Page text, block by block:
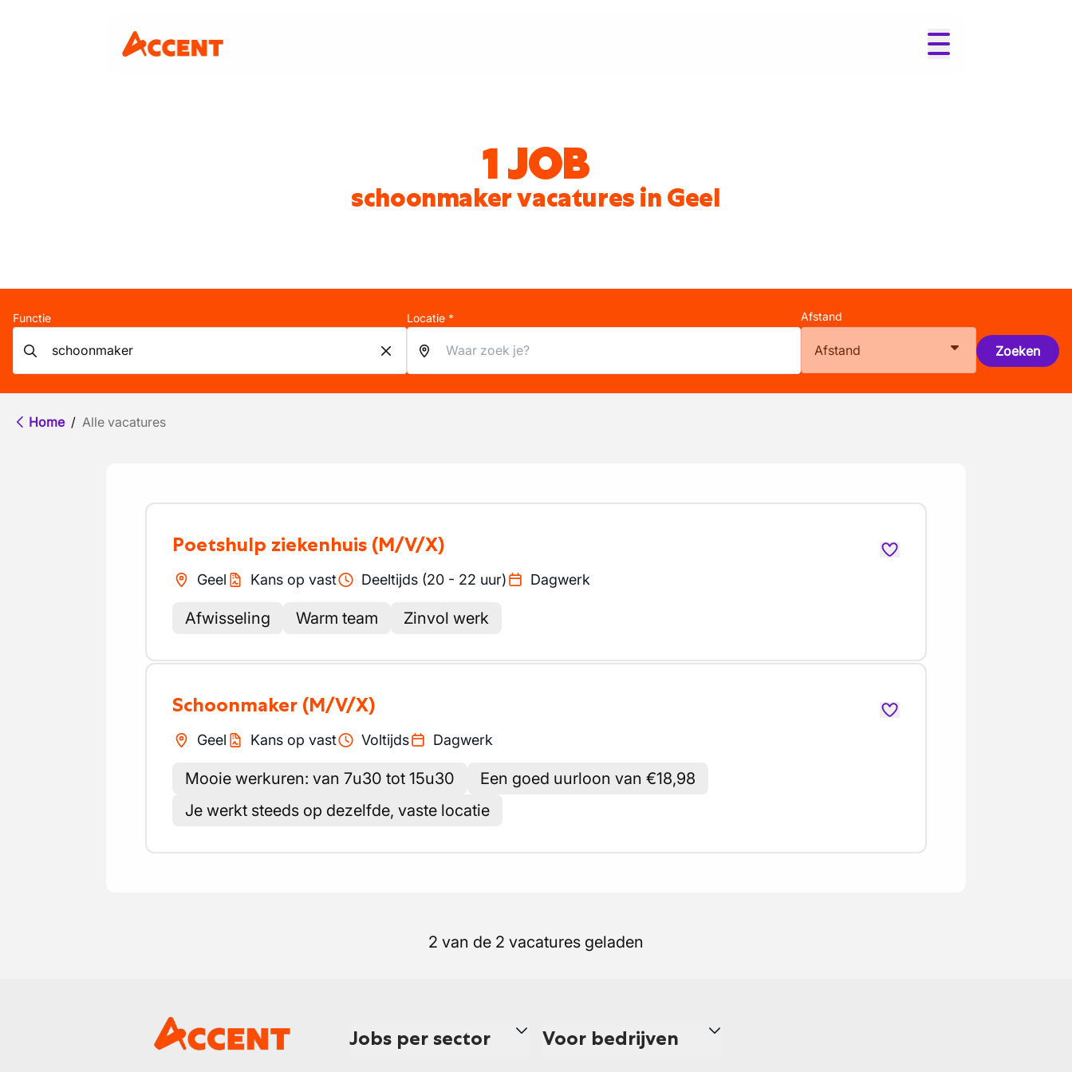
1 JOB
schoonmaker vacatures in Geel
Functie Locatie * Afstand
Afstand Zoeken
Home / Alle vacatures
Poetshulp ziekenhuis (M/V/X)
Geel Kans op vast Deeltijds (20 - 22 uur) Dagwerk
Afwisseling Warm team Zinvol werk
Schoonmaker (M/V/X)
Geel Kans op vast Voltijds Dagwerk
Mooie werkuren: van 7u30 tot 15u30
Een goed uurloon van €18,98
Je werkt steeds op dezelfde, vaste locatie
2 van de 2 vacatures geladen
Jobs per sector Voor bedrijven